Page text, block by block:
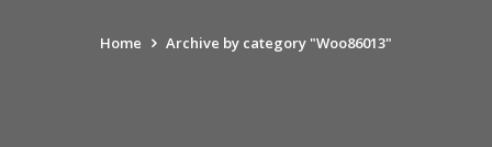
Home Archive by category "Woo86013"